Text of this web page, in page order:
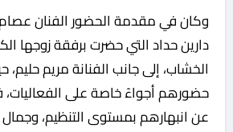
وكان في مقدمة الحضور الفنان عصام
دارين حداد التي حضرت برفقة زوجها
الخشاب، إلى جانب الفنانة مريم
حضورهم أجواءً خاصة على الفعاليات،
عن انبهارهم بمستوى التنظيم، وجمال